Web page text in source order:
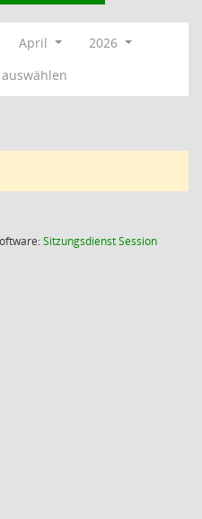
April
2026
SitzungsdienstSession(Wird in